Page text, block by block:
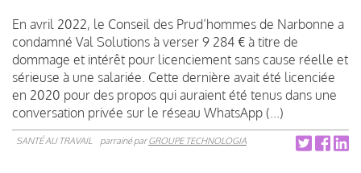
En avril 2022, le Conseil des Prud’hommes de Narbonne a
condamné Val Solutions à verser 9 284 € à titre de
dommage et intérêt pour licenciement sans cause réelle et
sérieuse à une salariée. Cette dernière avait été licenciée
en 2020 pour des propos qui auraient été tenus dans une
conversation privée sur le réseau WhatsApp (...)
SANTÉ AU TRAVAIL parrainé parGROUPE TECHNOLOGIA